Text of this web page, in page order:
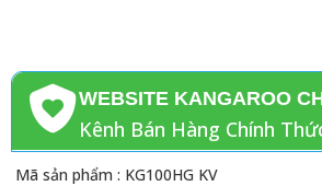
WEBSITE KANGAROO
Kênh Bán Hàng Chính
Mã sản phẩm : KG100HG KV